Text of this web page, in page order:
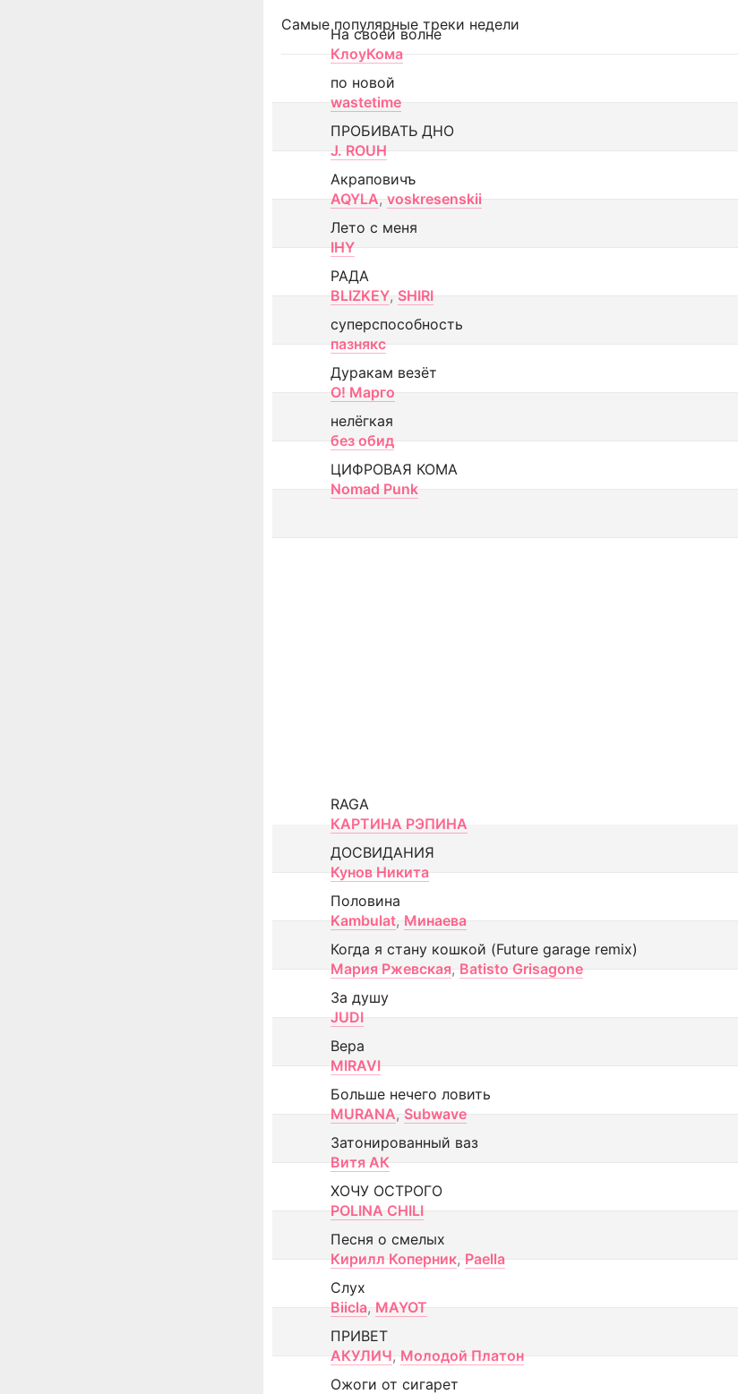
Самые популярные треки недели
На своей волне
КлоуКома
по новой
wastetime
ПРОБИВАТЬ ДНО
J. ROUH
Акраповичъ
AQYLA, voskresenskii
Лето с меня
IHY
РАДА
BLIZKEY, SHIRI
суперспособность
пазнякс
Дуракам везёт
О! Марго
нелёгкая
без обид
ЦИФРОВАЯ КОМА
Nomad Punk
RAGA
КАРТИНА РЭПИНА
ДОСВИДАНИЯ
Кунов Никита
Половина
Kambulat, Минаева
Когда я стану кошкой (Future garage remix)
Мария Ржевская, Batisto Grisagone
За душу
JUDI
Вера
MIRAVI
Больше нечего ловить
MURANA, Subwave
Затонированный ваз
Витя АК
ХОЧУ ОСТРОГО
POLINA CHILI
Песня о смелых
Кирилл Коперник, Paella
Слух
Biicla, MAYOT
ПРИВЕТ
АКУЛИЧ, Молодой Платон
Ожоги от сигарет